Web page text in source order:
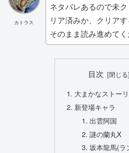
カトラス
ネタバレあるので未
リア済みか、クリア
そのまま読み進めてく
目次
大まかなストー
新登場キャラ
出雲阿国
謎の蘭丸X
坂本龍馬(ラ